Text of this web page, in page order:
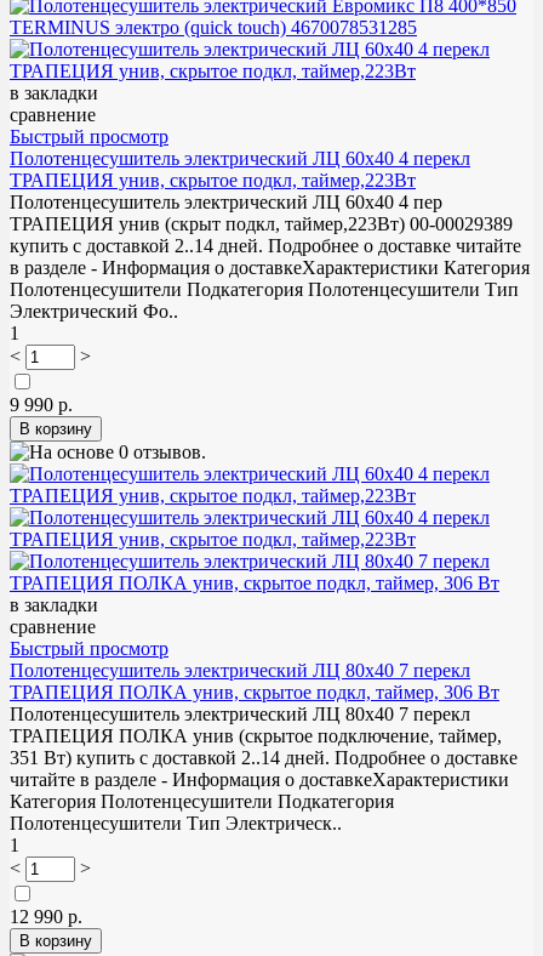
в закладки
сравнение
Быстрый просмотр
Полотенцесушитель электрический ЛЦ 60х40 4 перекл
ТРАПЕЦИЯ унив, скрытое подкл, таймер,223Вт
Полотенцесушитель электрический ЛЦ 60х40 4 пер
ТРАПЕЦИЯ унив (скрыт подкл, таймер,223Вт) 00-00029389
купить с доставкой 2..14 дней. Подробнее о доставке читайте
в разделе - Информация о доставкеХарактеристики Категория
Полотенцесушители Подкатегория Полотенцесушители Тип
Электрический Фо..
1
<
>
9 990 р.
в закладки
сравнение
Быстрый просмотр
Полотенцесушитель электрический ЛЦ 80х40 7 перекл
ТРАПЕЦИЯ ПОЛКА унив, скрытое подкл, таймер, 306 Вт
Полотенцесушитель электрический ЛЦ 80х40 7 перекл
ТРАПЕЦИЯ ПОЛКА унив (скрытое подключение, таймер,
351 Вт) купить с доставкой 2..14 дней. Подробнее о доставке
читайте в разделе - Информация о доставкеХарактеристики
Категория Полотенцесушители Подкатегория
Полотенцесушители Тип Электрическ..
1
<
>
12 990 р.